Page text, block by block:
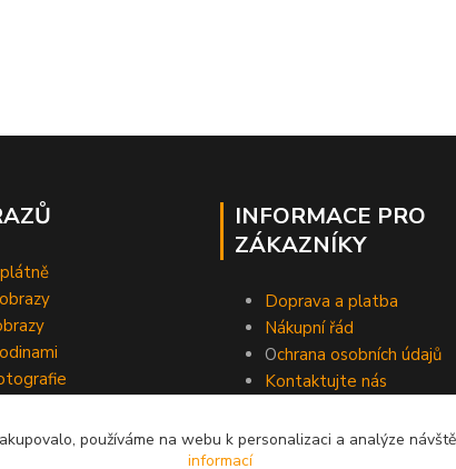
INFORMACE PRO
ZÁKAZNÍKY
Doprava a platba
Nákupní řád
Ochrana osobních údajů
Kontaktujte nás
používáme na webu k personalizaci a analýze
informací